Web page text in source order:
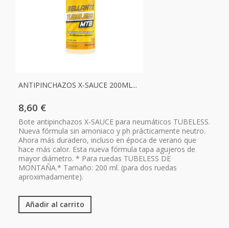
ANTIPINCHAZOS X-SAUCE 200ML...
8,60 €
Bote antipinchazos X-SAUCE para neumáticos TUBELESS.
Nueva fórmula sin amoniaco y ph prácticamente neutro.
Ahora más duradero, incluso en época de verano que
hace más calor. Esta nueva fórmula tapa agujeros de
mayor diámetro. * Para ruedas TUBELESS DE
MONTAÑA.* Tamaño: 200 ml. (para dos ruedas
aproximadamente).
Añadir al carrito